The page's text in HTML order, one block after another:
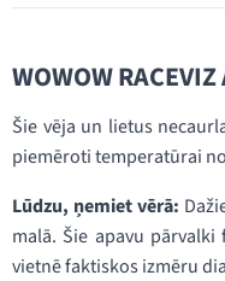
WOWOW
Šie vēja un lietus
piemēroti temperatūrai no
Lūdzu, ņemiet vērā:
malā. Šie apavu
vietnē faktiskos izmēru